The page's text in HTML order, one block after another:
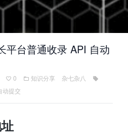
平台普通收录 API 自动
0 知识分享
杂七杂八
动提交